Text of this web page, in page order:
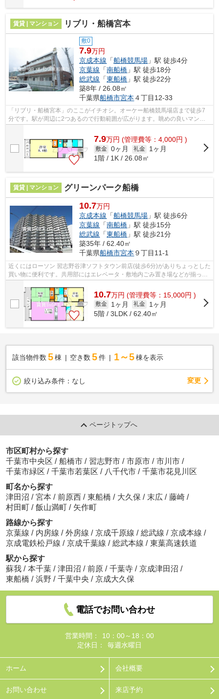
賃貸 | マンション リブリ・船橋宮本
敷0
7.9万円
京成本線 「船橋競馬場 」駅 徒歩4分
京葉線 「南船橋 」駅 徒歩18分
総武線 「東船橋 」駅 徒歩22分
築8年 / 26.08㎡
千葉県船橋市宮本 ４丁目12-33
「リブリ・船橋宮本」のここがイチオシ。オーケー船橋競馬場店まで徒歩7
分です。駅が周辺に2つあるので行動範囲が広がります。眺めの良いマンシ
7.9万円 (管理費等：4,000円 )
敷金 0ヶ月 礼金
1ヶ月
1階 / 1K / 26.08㎡
賃貸 | マンション グリーンパーク船橋
10.7万円
京成本線 「船橋競馬場 」駅 徒歩6分
京葉線 「南船橋 」駅 徒歩15分
総武線 「東船橋 」駅 徒歩21分
築35年 / 62.40㎡
千葉県船橋市宮本 ９丁目11-1
近くにはローソン 習志野谷津ソフトタウン前店(徒歩6分)がありちょっとした
買い物に便利です。共用部にはエレベータ・敷地内ごみ置き場などが揃って
10.7万円 (管理費等：15,000円 )
敷金 1ヶ月 礼金
1ヶ月
5階 / 3LDK / 62.40㎡
該当物件数 5棟 空き数 5 件 1～5 棟を表示
絞り込み条件： なし 変更
ページトップへ
市区町村から探す
千葉市中央区 / 船橋市 / 習志野市 / 市原市 / 市川市 /
千葉市緑区 / 千葉市若葉区 / 八千代市 / 千葉市花見川区
町名から探す
津田沼 / 宮本 / 前原西 / 東船橋 / 大久保 / 末広 / 藤崎 /
村田町 / 飯山満町 / 矢作町
路線から探す
京葉線 / 内房線 / 外房線 / 京成千原線 / 総武線 / 京成本線 /
京成電鉄松戸線 / 京成千葉線 / 総武本線 / 東葉高速鉄道
駅から探す
蘇我 / 本千葉 / 津田沼 / 前原 / 千葉寺 / 京成津田沼 /
東船橋 / 浜野 / 千葉中央 / 京成大久保
電話でお問い合わせ
営業時間：
10：00～18：00
定休日：
毎週水曜日
ホーム 会社概要
お問い合わせ 来店予約